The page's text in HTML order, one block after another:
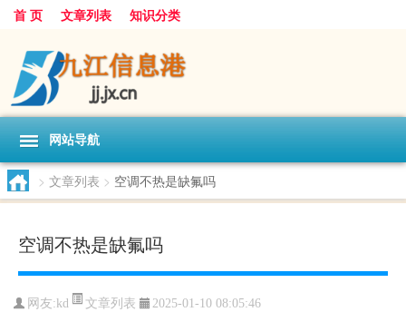
首 页 文章列表 知识分类
网站导航
> 文章列表 > 空调不热是缺氟吗
空调不热是缺氟吗
网友: kd 文章列表 2025-01-10 08:05:46